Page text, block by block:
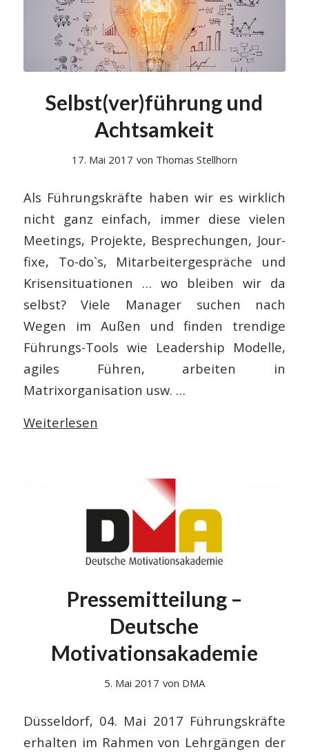
Selbst(ver)führung und
Achtsamkeit
17. Mai 2017 von Thomas Stellhorn
Als Führungskräfte haben wir es wirklich
nicht ganz einfach, immer diese vielen
Meetings, Projekte, Besprechungen, Jour-
fixe, To-do`s, Mitarbeitergespräche und
Krisensituationen … wo bleiben wir da
selbst? Viele Manager suchen nach
Wegen im Außen und finden trendige
Führungs-Tools wie Leadership Modelle,
agiles Führen, arbeiten in
Matrixorganisation usw. …
Weiterlesen
Pressemitteilung –
Deutsche
Motivationsakademie
5. Mai 2017 von DMA
Düsseldorf, 04. Mai 2017 Führungskräfte
erhalten im Rahmen von Lehrgängen der